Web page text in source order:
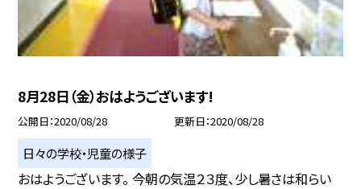
8月28日（金）おはようございます!
公開日 2020/08/28 更新日 2020/08/28
日々の学校・児童の様子
おはようございます。 今朝の気温２３度、少し暑さは和らい